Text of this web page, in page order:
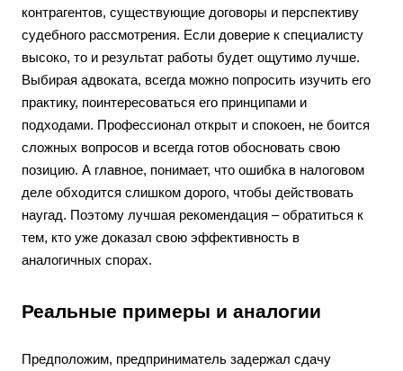
контрагентов, существующие договоры и перспективу
судебного рассмотрения. Если доверие к специалисту
высоко, то и результат работы будет ощутимо лучше.
Выбирая адвоката, всегда можно попросить изучить его
практику, поинтересоваться его принципами и
подходами. Профессионал открыт и спокоен, не боится
сложных вопросов и всегда готов обосновать свою
позицию. А главное, понимает, что ошибка в налоговом
деле обходится слишком дорого, чтобы действовать
наугад. Поэтому лучшая рекомендация – обратиться к
тем, кто уже доказал свою эффективность в
аналогичных спорах.
Реальные примеры и аналогии
Предположим, предприниматель задержал сдачу